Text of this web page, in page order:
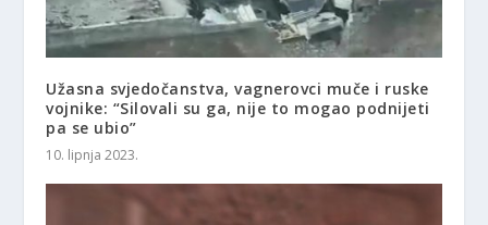
Užasna svjedočanstva, vagnerovci muče i ruske
vojnike: “Silovali su ga, nije to mogao podnijeti
pa se ubio”
10. lipnja 2023.